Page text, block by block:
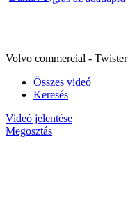
Volvo commercial - Twister
Összes videó
Keresés
Videó jelentése
Megosztás